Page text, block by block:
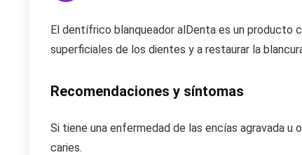
El dentífrico blanqueador alDenta es un producto
superficiales de los dientes y a restaurar la
Recomendaciones y síntomas
Si tiene una enfermedad de las encías agravada
caries.